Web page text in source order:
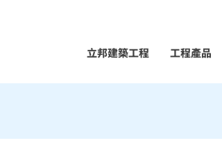
立邦建築工程 工程產品